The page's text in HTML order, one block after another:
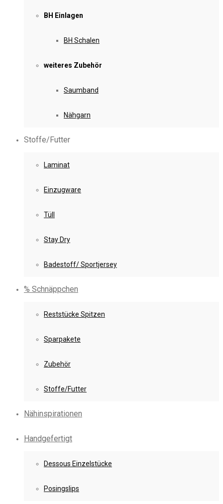
BH Einlagen
BH Schalen
weiteres Zubehör
Saumband
Nähgarn
Stoffe/Futter
Laminat
Einzugware
Tüll
Stay Dry
Badestoff/ Sportjersey
% Schnäppchen
Reststücke Spitzen
Sparpakete
Zubehör
Stoffe/Futter
Nähinspirationen
Handgefertigt
Dessous Einzelstücke
Posingslips